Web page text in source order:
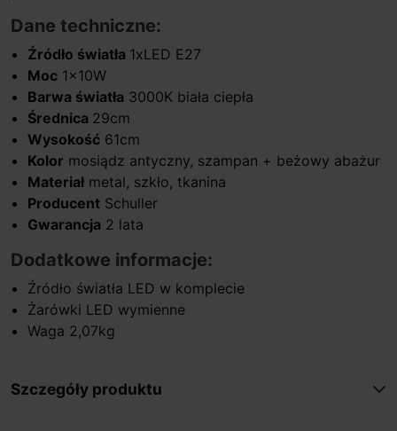
Dane techniczne:
Źródło światła 1xLED E27
Moc 1x10W
Barwa światła 3000K biała ciepła
Średnica 29cm
Wysokość 61cm
Kolor mosiądz antyczny, szampan + beżowy abażur
Materiał metal, szkło, tkanina
Producent Schuller
Gwarancja 2 lata
Dodatkowe informacje:
Źródło światła LED w komplecie
Żarówki LED wymienne
Waga 2,07kg
Szczegóły produktu